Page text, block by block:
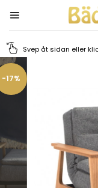
Svep åt sidan eller
-17%